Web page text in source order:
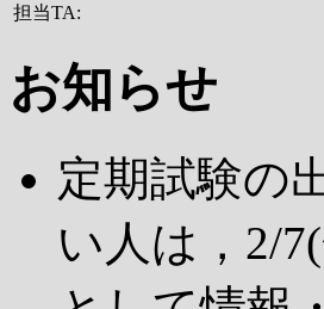
担当TA:
お知らせ
定期試験の
い人は，2/